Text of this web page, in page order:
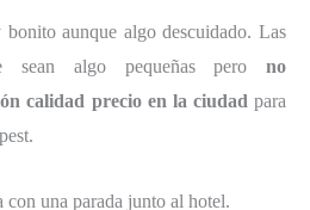
aunque algo descuidado. Las
sean algo pequeñas pero no
calidad precio en la ciudad para
una parada junto al hotel.